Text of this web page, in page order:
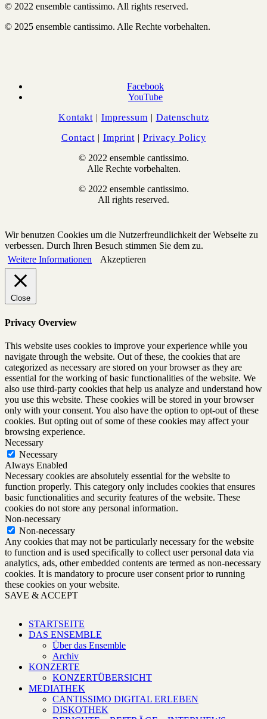
© 2022 ensemble cantissimo. All rights reserved.
© 2025 ensemble cantissimo. Alle Rechte vorbehalten.
Facebook
YouTube
Kontakt | Impressum | Datenschutz
Contact | Imprint | Privacy Policy
© 2022 ensemble cantissimo.
Alle Rechte vorbehalten.
© 2022 ensemble cantissimo.
All rights reserved.
Wir benutzen Cookies um die Nutzerfreundlichkeit der Webseite zu
verbessen. Durch Ihren Besuch stimmen Sie dem zu.
Weitere Informationen
Akzeptieren
Close
Privacy Overview
This website uses cookies to improve your experience while you
navigate through the website. Out of these, the cookies that are
categorized as necessary are stored on your browser as they are
essential for the working of basic functionalities of the website. We
also use third-party cookies that help us analyze and understand how
you use this website. These cookies will be stored in your browser
only with your consent. You also have the option to opt-out of these
cookies. But opting out of some of these cookies may affect your
browsing experience.
Necessary
Necessary
Always Enabled
Necessary cookies are absolutely essential for the website to
function properly. This category only includes cookies that ensures
basic functionalities and security features of the website. These
cookies do not store any personal information.
Non-necessary
Non-necessary
Any cookies that may not be particularly necessary for the website
to function and is used specifically to collect user personal data via
analytics, ads, other embedded contents are termed as non-necessary
cookies. It is mandatory to procure user consent prior to running
these cookies on your website.
SAVE & ACCEPT
STARTSEITE
DAS ENSEMBLE
Über das Ensemble
Archiv
KONZERTE
KONZERTÜBERSICHT
MEDIATHEK
CANTISSIMO DIGITAL ERLEBEN
DISKOTHEK